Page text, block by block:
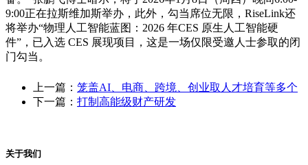
9:00正在拉斯维加斯举办，此外，勾当席位无限，RiseLink还
将举办“物理人工智能蓝图：2026 年CES 原生人工智能硬
件”，已入选 CES 展现项目，这是一场仅限受邀人士参取的闭
门勾当。
上一篇： 笼盖AI、电商、跨境、创业取人才培育等多个
下一篇： 打制高能级财产研发
关于我们